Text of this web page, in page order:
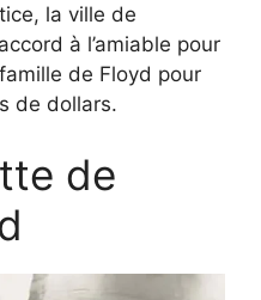
la ville de
à l’amiable pour
de Floyd pour
de dollars.
de